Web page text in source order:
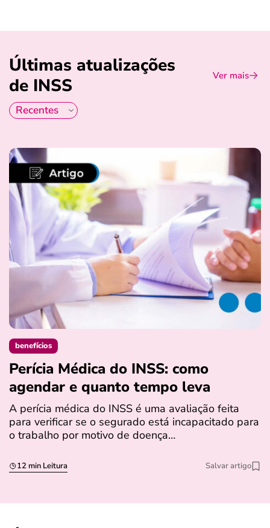
Últimas atualizações
de INSS
Ver mais
benefícios
Perícia Médica do INSS: como
agendar e quanto tempo leva
A perícia médica do INSS é uma avaliação feita
para verificar se o segurado está incapacitado para
o trabalho por motivo de doença…
12 min Leitura Salvar artigo